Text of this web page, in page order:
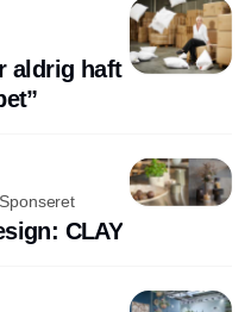
aldrig haft
Sponseret
CLAY